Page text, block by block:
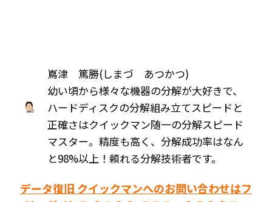
嶌津 篤勝(しまづ あつかつ)
幼い頃から様々な機器の分解が大好きで、
ハードディスクの分解組み立てスピードと
正確さはクイックマン随一の分解スピード
マスター。精度も高く、分解成功率はなん
と98%以上！頼れる分解技術者です。
データ復旧 クイックマンへのお問い合わせはフ